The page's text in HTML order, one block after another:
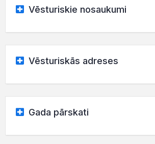
Vēsturiskie nosaukumi
Vēsturiskās adreses
Gada pārskati